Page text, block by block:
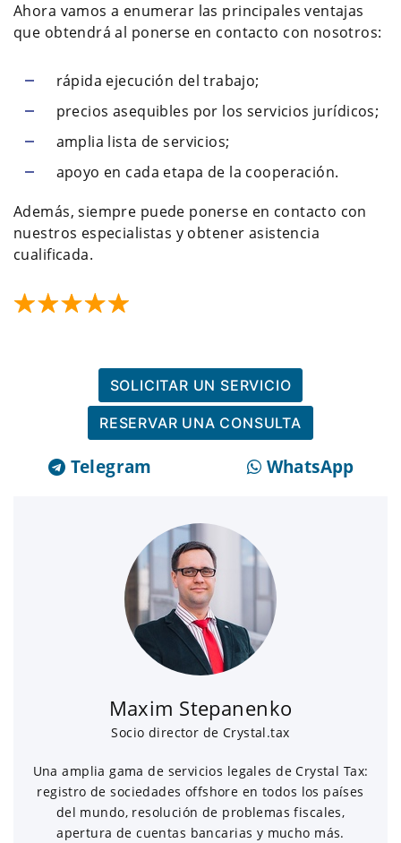
Ahora vamos a enumerar las principales ventajas
que obtendrá al ponerse en contacto con nosotros:
rápida ejecución del trabajo;
precios asequibles por los servicios jurídicos;
amplia lista de servicios;
apoyo en cada etapa de la cooperación.
Además, siempre puede ponerse en contacto con
nuestros especialistas y obtener asistencia
cualificada.
SOLICITAR UN SERVICIO
RESERVAR UNA CONSULTA
Telegram WhatsApp
Maxim Stepanenko
Socio director de Crystal.tax
Una amplia gama de servicios legales de Crystal Tax:
registro de sociedades offshore en todos los países
del mundo, resolución de problemas fiscales,
apertura de cuentas bancarias y mucho más.